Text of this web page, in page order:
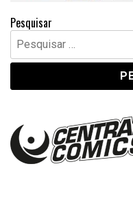
Pesquisar
Pesquisar
por: